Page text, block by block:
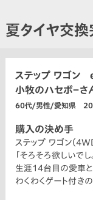
夏タイヤ交換
ステップ ワゴ
小牧のハセボ－さ
60代/男性/愛知県
購入の決め手
ステップ ワゴン（
「そろそろ欲しいで
生涯14台目の愛車と
わくわくゲート付き